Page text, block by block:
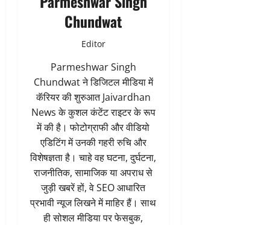
Chundwat
Editor
Parmeshwar Singh
Chundwat ने डिजिटल मीडिया में
कॅरियर की शुरुआत Jaivardhan
News के कुशल कंटेंट राइटर के रूप
में की है। फोटोग्राफी और वीडियो
एडिटिंग में उनकी गहरी रुचि और
विशेषज्ञता है। चाहे वह घटना, दुर्घटना,
राजनीतिक, सामाजिक या अपराध से
जुड़ी खबरें हों, वे SEO आधारित
प्रभावी न्यूज लिखने में माहिर हैं। साथ
ही सोशल मीडिया पर फेसबुक,